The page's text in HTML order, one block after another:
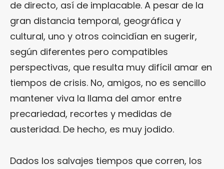
de directo, así de implacable. A pesar de la
gran distancia temporal, geográfica y
cultural, uno y otros coincidían en sugerir,
según diferentes pero compatibles
perspectivas, que resulta muy difícil amar en
tiempos de crisis. No, amigos, no es sencillo
mantener viva la llama del amor entre
precariedad, recortes y medidas de
austeridad. De hecho, es muy jodido.
Dados los salvajes tiempos que corren, los